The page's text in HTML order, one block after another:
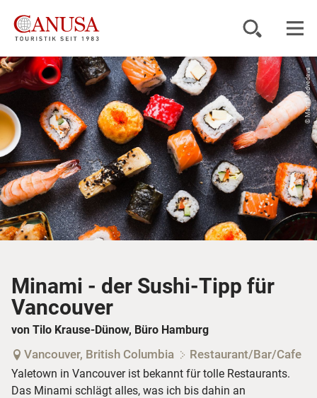
Reiseziele
Reisearten
Inspiration
Service
© Maria Medvedeva
Minami - der Sushi-Tipp für
Vancouver
von Tilo Krause-Dünow, Büro Hamburg
Vancouver, British Columbia Restaurant/Bar/Cafe
Yaletown in Vancouver ist bekannt für tolle Restaurants.
Das Minami schlägt alles, was ich bis dahin an